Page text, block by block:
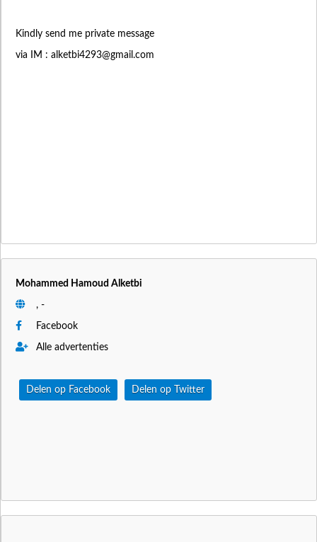
Kindly send me private message
via IM : alketbi4293@gmail.com
Mohammed Hamoud Alketbi
, -
Facebook
Alle advertenties
Delen op Facebook Delen op Twitter